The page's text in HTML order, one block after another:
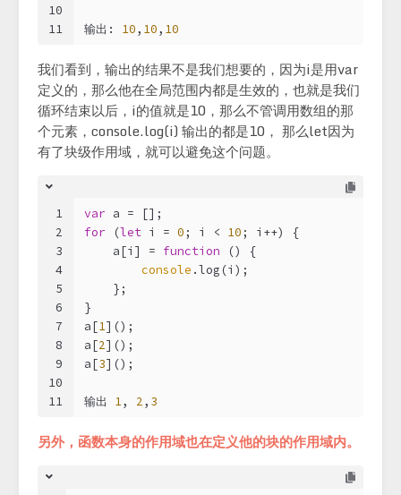
10
11
输出: 10, 10, 10
我们看到，输出的结果不是我们想要的，因为i是用var
定义的，那么他在全局范围内都是生效的，也就是我们
循环结束以后，i的值就是10，那么不管调用数组的那
个元素，console.log(i) 输出的都是10， 那么let因为
有了块级作用域，就可以避免这个问题。
1
2
3
4
5
6
7
8
9
10
11
var a = [];
for (let i = 0 ; i < 10 ; i++) {
    a[i] =
function ()
{
console .log(i);
    };
}
a[1]();
a[2]();
a[3]();
输出 1, 2, 3
另外，函数本身的作用域也在定义他的块的作用域内。